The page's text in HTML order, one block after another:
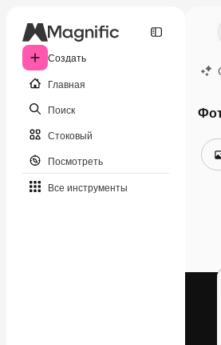
Создать
Главная
Поиск
Стоковый
Посмотреть
Все инструменты